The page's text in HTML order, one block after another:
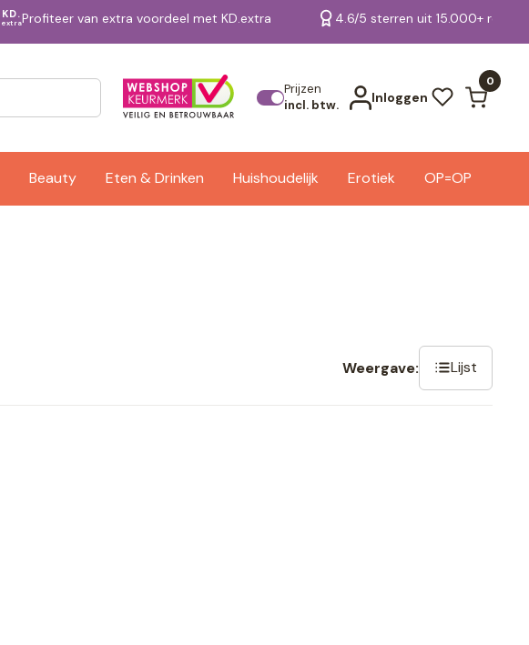
KD.
extraProfiteer van extra voordeel met KD.extra 4.6/5 sterren uit 15.000+
Prijzen
incl. btw.
Inloggen
0
Beauty Eten & Drinken Huishoudelijk Erotiek OP=OP
Bekijk alle resultaten
Weergave: Lijst